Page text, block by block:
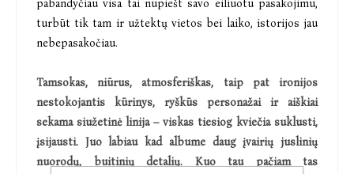
pabandyčiau visa tai nupiešt savo eiliuotu pasakojimu,
turbūt tik tam ir užtektų vietos bei laiko, istorijos jau
nebepasakočiau.
Tamsokas, niūrus, atmosferiškas, taip pat ironijos
nestokojantis kūrinys, ryškūs personažai ir aiškiai
sekama siužetinė linija – viskas tiesiog kviečia suklusti,
įsijausti. Juo labiau kad albume daug įvairių juslinių
nuorodų, buitinių detalių. Kuo tau pačiam tas